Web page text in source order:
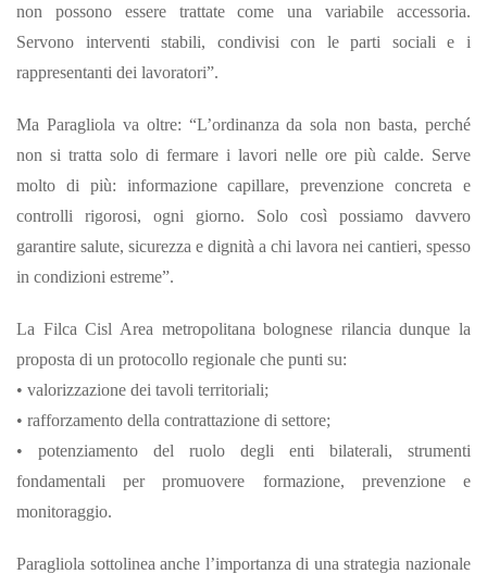
non possono essere trattate come una variabile accessoria.
Servono interventi stabili, condivisi con le parti sociali e i
rappresentanti dei lavoratori”.
Ma Paragliola va oltre: “L’ordinanza da sola non basta, perché
non si tratta solo di fermare i lavori nelle ore più calde. Serve
molto di più: informazione capillare, prevenzione concreta e
controlli rigorosi, ogni giorno. Solo così possiamo davvero
garantire salute, sicurezza e dignità a chi lavora nei cantieri, spesso
in condizioni estreme”.
La Filca Cisl Area metropolitana bolognese rilancia dunque la
proposta di un protocollo regionale che punti su:
• valorizzazione dei tavoli territoriali;
• rafforzamento della contrattazione di settore;
• potenziamento del ruolo degli enti bilaterali, strumenti
fondamentali per promuovere formazione, prevenzione e
monitoraggio.
Paragliola sottolinea anche l’importanza di una strategia nazionale